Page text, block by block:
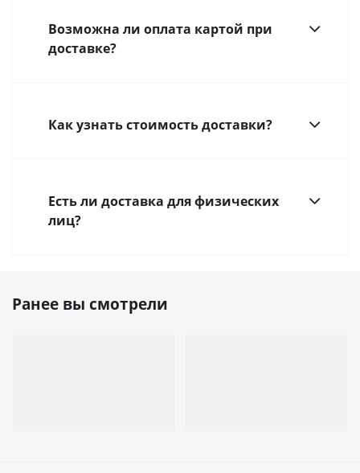
Возможна ли оплата картой при
доставке?
Как узнать стоимость доставки?
Есть ли доставка для физических
лиц?
Ранее вы смотрели